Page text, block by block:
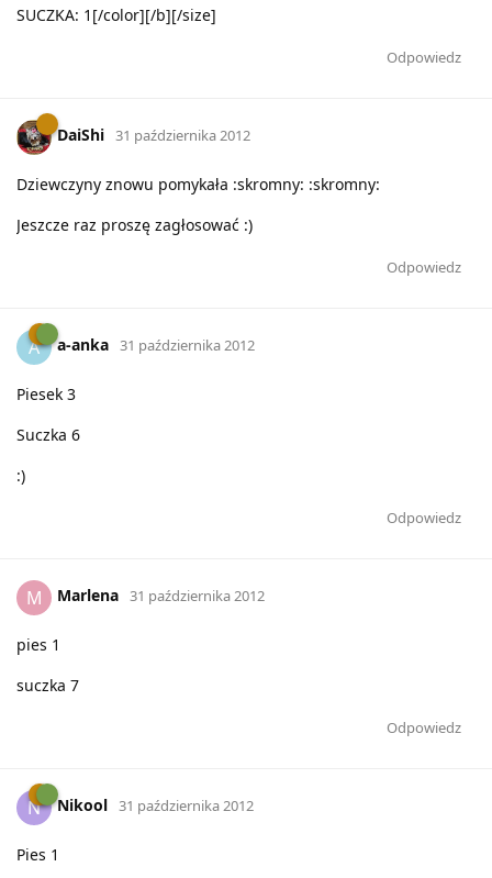
SUCZKA: 1[/color][/b][/size]
Odpowiedz
DaiShi 31 października 2012
Dziewczyny znowu pomykała :skromny: :skromny:
Jeszcze raz proszę zagłosować :)
Odpowiedz
A a-anka 31 października 2012
Piesek 3
Suczka 6
:)
Odpowiedz
M Marlena 31 października 2012
pies 1
suczka 7
Odpowiedz
N Nikool 31 października 2012
Pies 1